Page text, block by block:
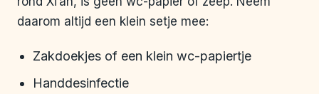
daarom altijd een klein setje mee:
Zakdoekjes of een klein wc-papiertje
Handdesinfectie